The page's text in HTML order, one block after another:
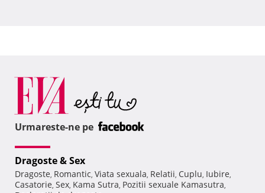
Urmareste-ne pe
Dragoste & Sex
Dragoste, Romantic, Viata sexuala, Relatii, Cuplu, Iubire,
Casatorie, Sex, Kama Sutra, Pozitii sexuale Kamasutra,